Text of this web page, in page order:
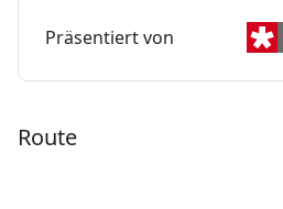
Präsentiert von
Route